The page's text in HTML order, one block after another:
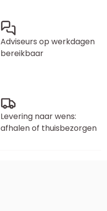
Adviseurs op werkdagen
bereikbaar
Levering naar wens:
afhalen of thuisbezorgen